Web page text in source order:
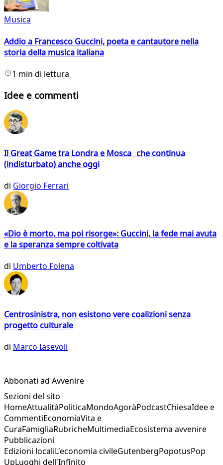
Musica
Addio a Francesco Guccini, poeta e cantautore nella
storia della musica italiana
1 min di lettura
Idee e commenti
Il Great Game tra Londra e Mosca che continua
(indisturbato) anche oggi
di Giorgio Ferrari
«Dio è morto, ma poi risorge»: Guccini, la fede mai avuta
e la speranza sempre coltivata
di Umberto Folena
Centrosinistra, non esistono vere coalizioni senza
progetto culturale
di Marco Iasevoli
Abbonati ad Avvenire
Sezioni del sito
HomeAttualitàPoliticaMondoAgoràPodcastChiesaIdee e
CommentiEconomiaVita e
CuraFamigliaRubricheMultimediaEcosistema avvenire
Pubblicazioni
Edizioni localiL'economia civileGutenbergPopotusPop
UpLuoghi dell'Infinito